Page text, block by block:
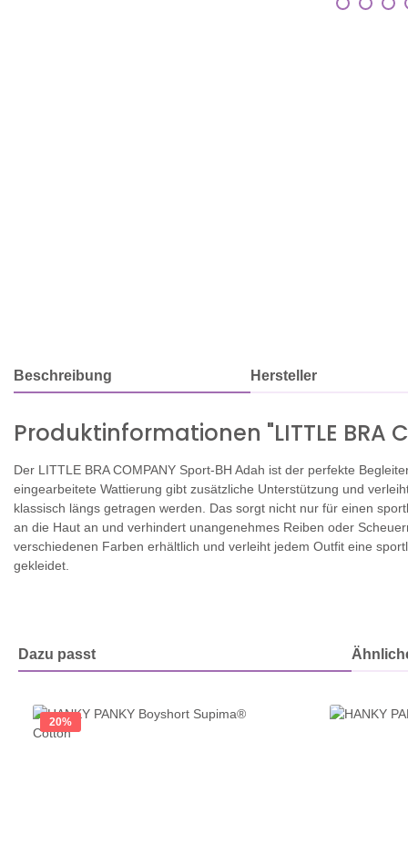
Beschreibung Hersteller
Produktinformationen "LITTLE BRA
Der LITTLE BRA COMPANY Sport-BH Adah ist der perfekte
eingearbeitete Wattierung gibt zusätzliche Unterstützung und
klassisch längs getragen werden. Das sorgt nicht nur für einen
an die Haut an und verhindert unangenehmes Reiben oder
verschiedenen Farben erhältlich und verleiht jedem Outfit eine
gekleidet.
Dazu passt
20%